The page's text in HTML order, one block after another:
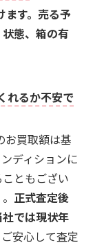
ます。売る予
態、箱の有
れるか不安で
お買取額は基
ディションに
ともござい
正式査定後
では現状年
安心して査定